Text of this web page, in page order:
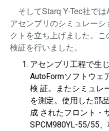
そしてStarq Y-Tec社で
アセンブリのシミュレー
クトを立ち上げました。
検証を行いました。
アセンブリ工程で生
AutoFormソフトウェ
検 証。またシミュレ
を測定。使用した部
成 されたフロント・
SPCM980YL-55/55、